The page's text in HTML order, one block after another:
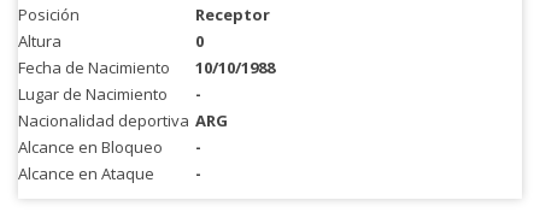
Posición
Receptor
Altura
0
Fecha de Nacimiento
10/10/1988
Lugar de Nacimiento
-
Nacionalidad deportiva ARG
Alcance en Bloqueo
-
Alcance en Ataque
-